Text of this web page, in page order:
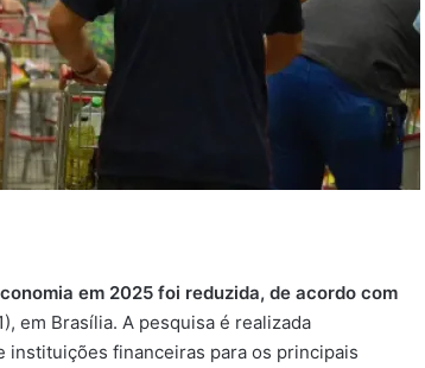
em 2025 foi reduzida, de acordo com
em Brasília. A pesquisa é realizada
instituições financeiras para os principais